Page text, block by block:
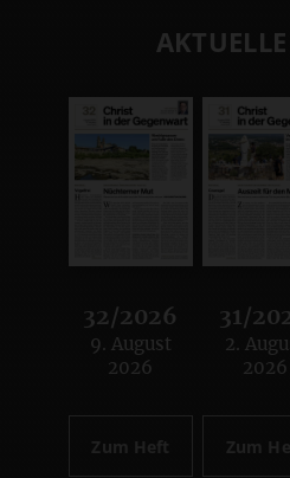
32/2026
:
9. August
2026
Zum Heft
31/
:
2.
2026
Zum